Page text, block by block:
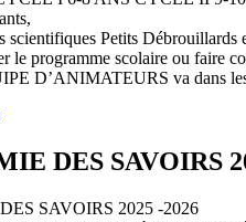
scientifiques Petits Débrouillards
le programme scolaire ou faire
D’ANIMATEURS va dans
DES SAVOIRS
SAVOIRS 2025 -2026